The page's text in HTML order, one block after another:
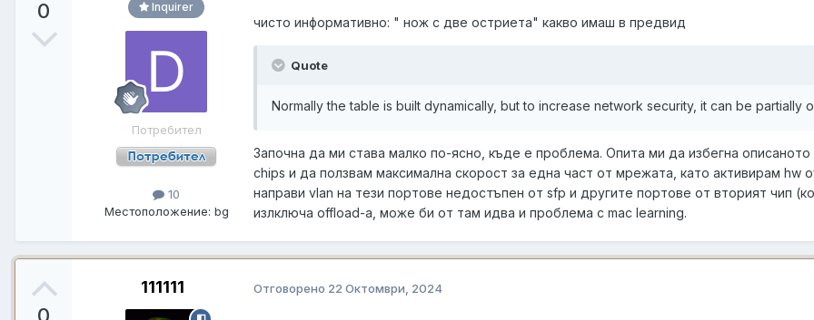
0 Inquirer
Потребител
10
Местоположение: bg
чисто информативно: " нож с две остриета" какво имаш в предвид
Quote
Normally the table is built dynamically, but to increase network security, it can be partially
Започна да ми става малко по-ясно, къде е проблема. Опита ми да избегна
chips и да ползвам максимална скорост за една част от мрежата, като активирам hw
направи vlan на тези портове недостъпен от sfp и другите портове от вторият чип
излключа offload-a, може би от там идва и проблема с mac learning.
111111 Отговорено 22 Октомври, 2024